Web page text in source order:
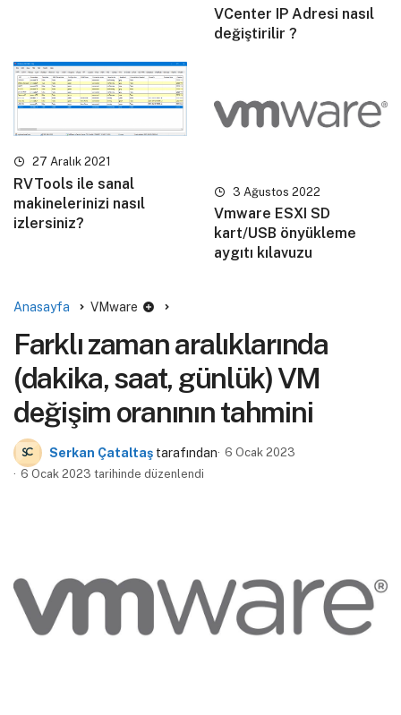
VCenter IP Adresi nasıl
değiştirilir ?
27 Aralık 2021
RVTools ile sanal
makinelerinizi nasıl
izlersiniz?
3 Ağustos 2022
Vmware ESXI SD
kart/USB önyükleme
aygıtı kılavuzu
Anasayfa VMware
Farklı zaman aralıklarında
(dakika, saat, günlük) VM
değişim oranının tahmini
Serkan Çataltaş tarafından 6 Ocak 2023
6 Ocak 2023 tarihinde düzenlendi